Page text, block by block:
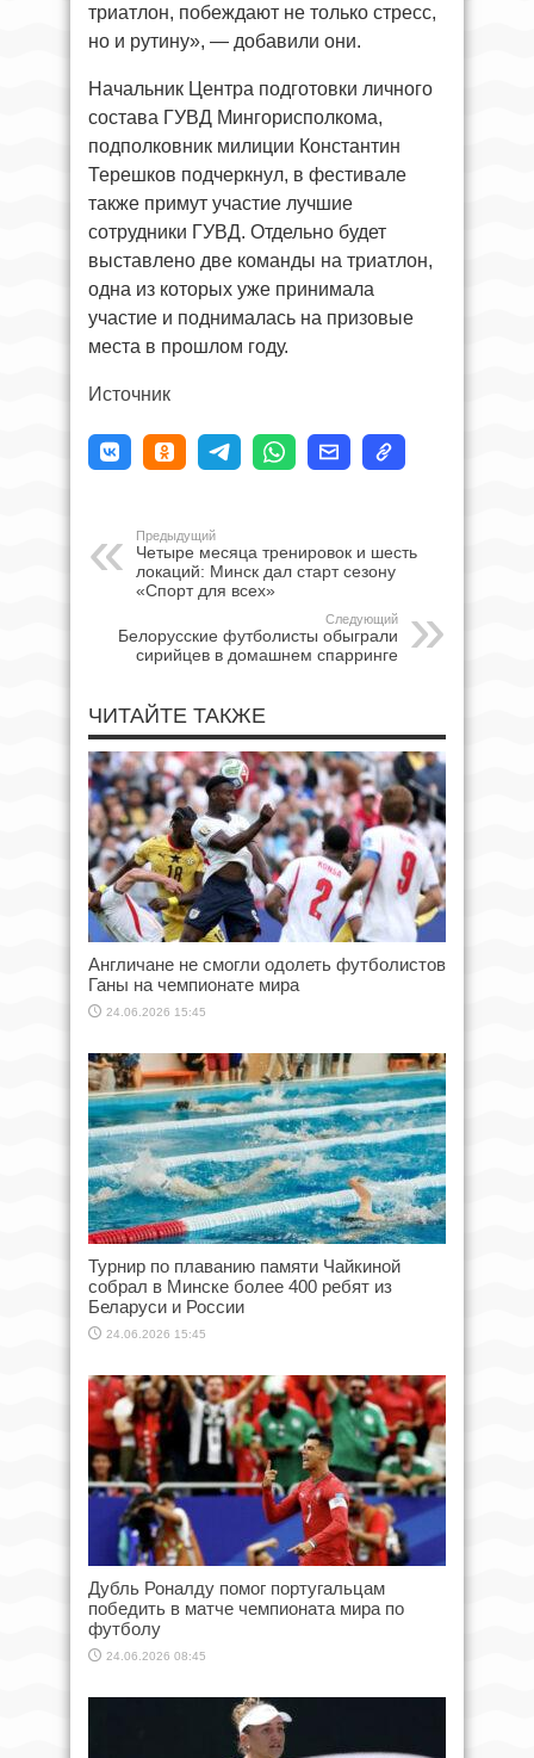
триатлон, побеждают не только стресс,
но и рутину», — добавили они.
Начальник Центра подготовки личного
состава ГУВД Мингорисполкома,
подполковник милиции Константин
Терешков подчеркнул, в фестивале
также примут участие лучшие
сотрудники ГУВД. Отдельно будет
выставлено две команды на триатлон,
одна из которых уже принимала
участие и поднималась на призовые
места в прошлом году.
Источник
Предыдущий
Четыре месяца тренировок и шесть
локаций: Минск дал старт сезону
«Спорт для всех»
Следующий
Белорусские футболисты обыграли
сирийцев в домашнем спарринге
ЧИТАЙТЕ ТАКЖЕ
Англичане не смогли одолеть футболистов
Ганы на чемпионате мира
24.06.2026 15:45
Турнир по плаванию памяти Чайкиной
собрал в Минске более 400 ребят из
Беларуси и России
24.06.2026 15:45
Дубль Роналду помог португальцам
победить в матче чемпионата мира по
футболу
24.06.2026 08:45